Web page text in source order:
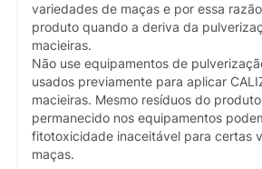
variedades de maças e por essa
produto quando a deriva da
macieiras.
Não use equipamentos de
usados previamente para aplicar
macieiras. Mesmo resíduos do
permanecido nos equipamentos
fitotoxicidade inaceitável para certas
maças.